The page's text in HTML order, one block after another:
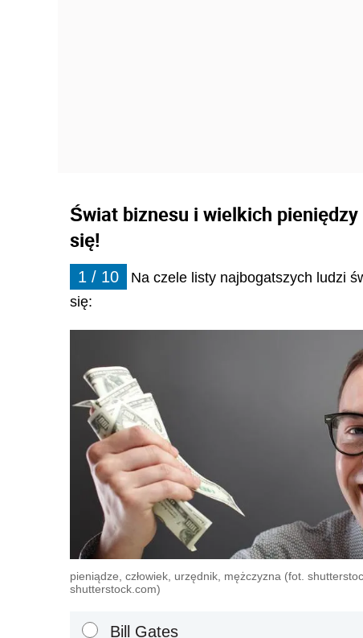
Świat biznesu i wielkich
się!
1 / 10
Na czele listy najbogatszych ludzi
się:
pieniądze, człowiek, urzędnik, mężczyzna (fot.
shutterstock.com)
Bill Gates